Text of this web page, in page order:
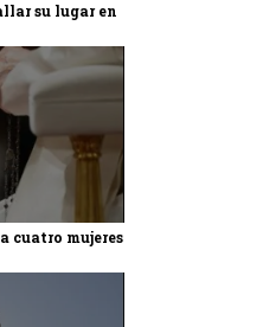
su lugar en
cuatro mujeres